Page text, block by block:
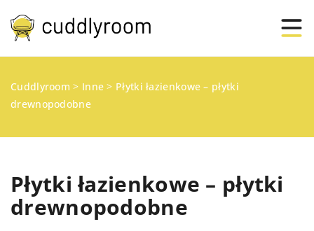
Cuddlyroom > Inne > Płytki łazienkowe – płytki
drewnopodobne
Płytki łazienkowe – płytki
drewnopodobne